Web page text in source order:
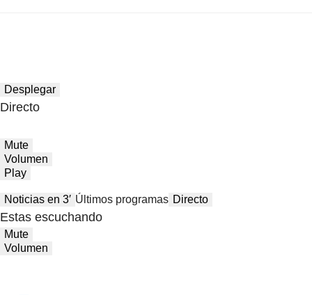
Desplegar
Directo
Mute
Volumen
Play
Noticias en 3′ Últimos programas Directo
Estas escuchando
Mute
Volumen